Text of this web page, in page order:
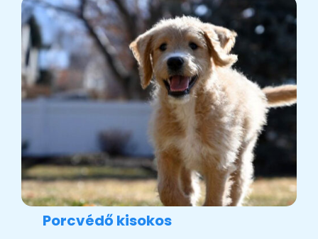
Porcvédő kisokos